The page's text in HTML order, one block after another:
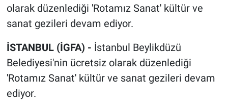
olarak düzenlediği 'Rotamız Sanat' kültür ve
sanat gezileri devam ediyor.
İSTANBUL (İGFA) - İstanbul Beylikdüzü
Belediyesi'nin ücretsiz olarak düzenlediği
'Rotamız Sanat' kültür ve sanat gezileri devam
ediyor.